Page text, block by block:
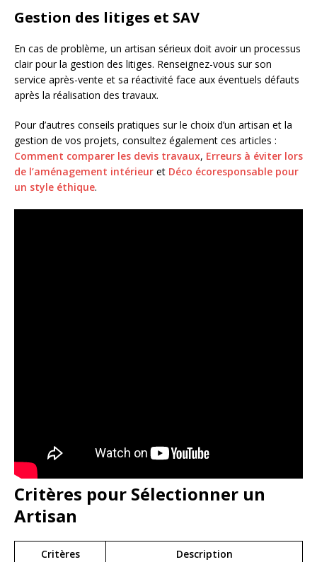
Gestion des litiges et SAV
En cas de problème, un artisan sérieux doit avoir un processus
clair pour la gestion des litiges. Renseignez-vous sur son
service après-vente et sa réactivité face aux éventuels défauts
après la réalisation des travaux.
Pour d’autres conseils pratiques sur le choix d’un artisan et la
gestion de vos projets, consultez également ces articles :
Comment comparer les devis travaux, Erreurs à éviter lors
de l’aménagement intérieur et Déco écoresponsable pour
un style éthique.
Critères pour Sélectionner un
Artisan
Critères
Description